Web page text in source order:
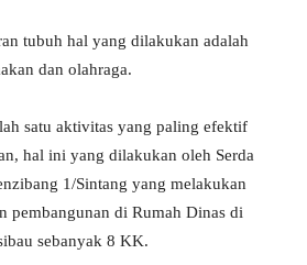
tubuh hal yang dilakukan adalah
dan olahraga.
satu aktivitas yang paling efektif
hal ini yang dilakukan oleh Serda
1/Sintang yang melakukan
pembangunan di Rumah Dinas di
sebanyak 8 KK.